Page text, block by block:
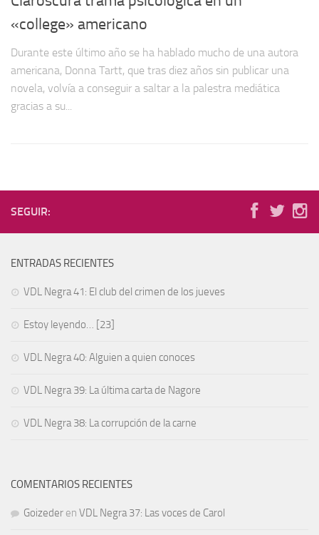
«college» americano
Durante este último año se ha hablado mucho de una autora
americana, Donna Tartt, que tras diez años sin publicar una
novela, volvía a conseguir a saltar a la palestra mediática
gracias a su...
SEGUIR:
ENTRADAS RECIENTES
VDL Negra 41: El club del crimen de los jueves
Estoy leyendo… [23]
VDL Negra 40: Alguien a quien conoces
VDL Negra 39: La última carta de Nagore
VDL Negra 38: La corrupción de la carne
COMENTARIOS RECIENTES
Goizeder en VDL Negra 37: Las voces de Carol